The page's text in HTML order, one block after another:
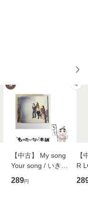
3
【中古】 My song
Your song / いきも
のがかり / [CD]
【メール便送料無
289円
4
【
R
産